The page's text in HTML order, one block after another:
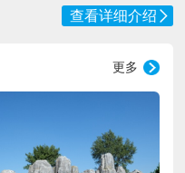
”的理念，精心设计，仔
草树木，形成了山清水
氛围，呈现出幽雅宁静
们精心设计的多款墓型
祖、慎终追远之情怀。
旨是：诚信为本、做到
查看详细介绍
更多